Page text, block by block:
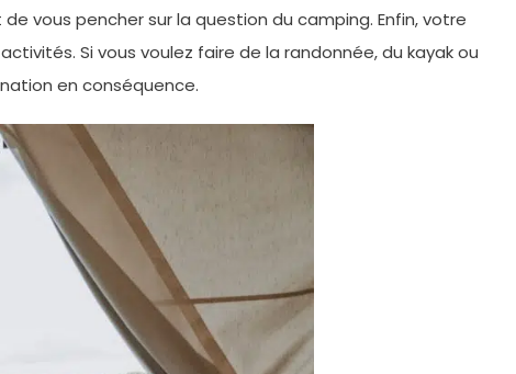
vous pencher sur la question du camping. Enfin, votre
Si vous voulez faire de la randonnée, du kayak ou
en conséquence.